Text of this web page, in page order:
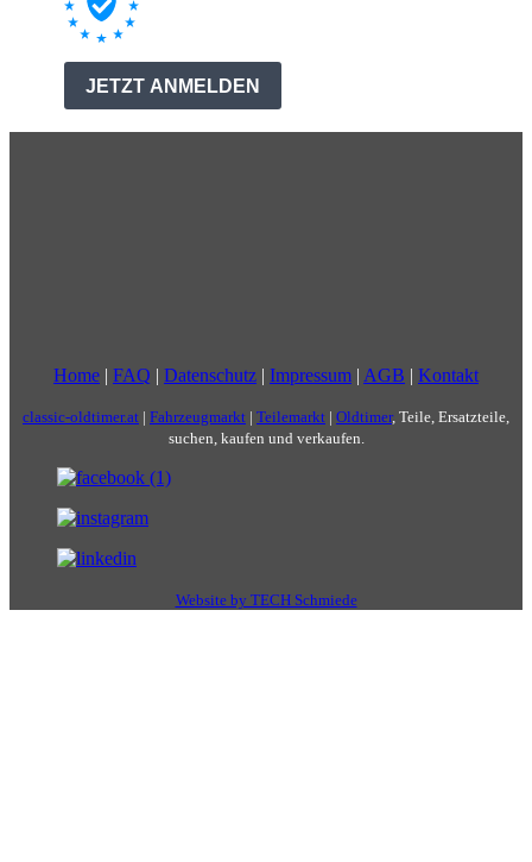
Home | FAQ | Datenschutz | Impressum | AGB | Kontakt
classic-oldtimer.at | Fahrzeugmarkt | Teilemarkt | Oldtimer, Teile, Ersatzteile,
suchen, kaufen und verkaufen.
Website by TECH Schmiede